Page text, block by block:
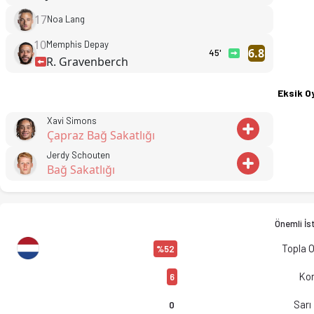
17Noa Lang
10Memphis Depay
R. Gravenberch
45' 6.8
Eksik
Xavi Simons
Çapraz Bağ Sakatlığı
Jerdy Schouten
Bağ Sakatlığı
Önemli
%52 Topla
6
0